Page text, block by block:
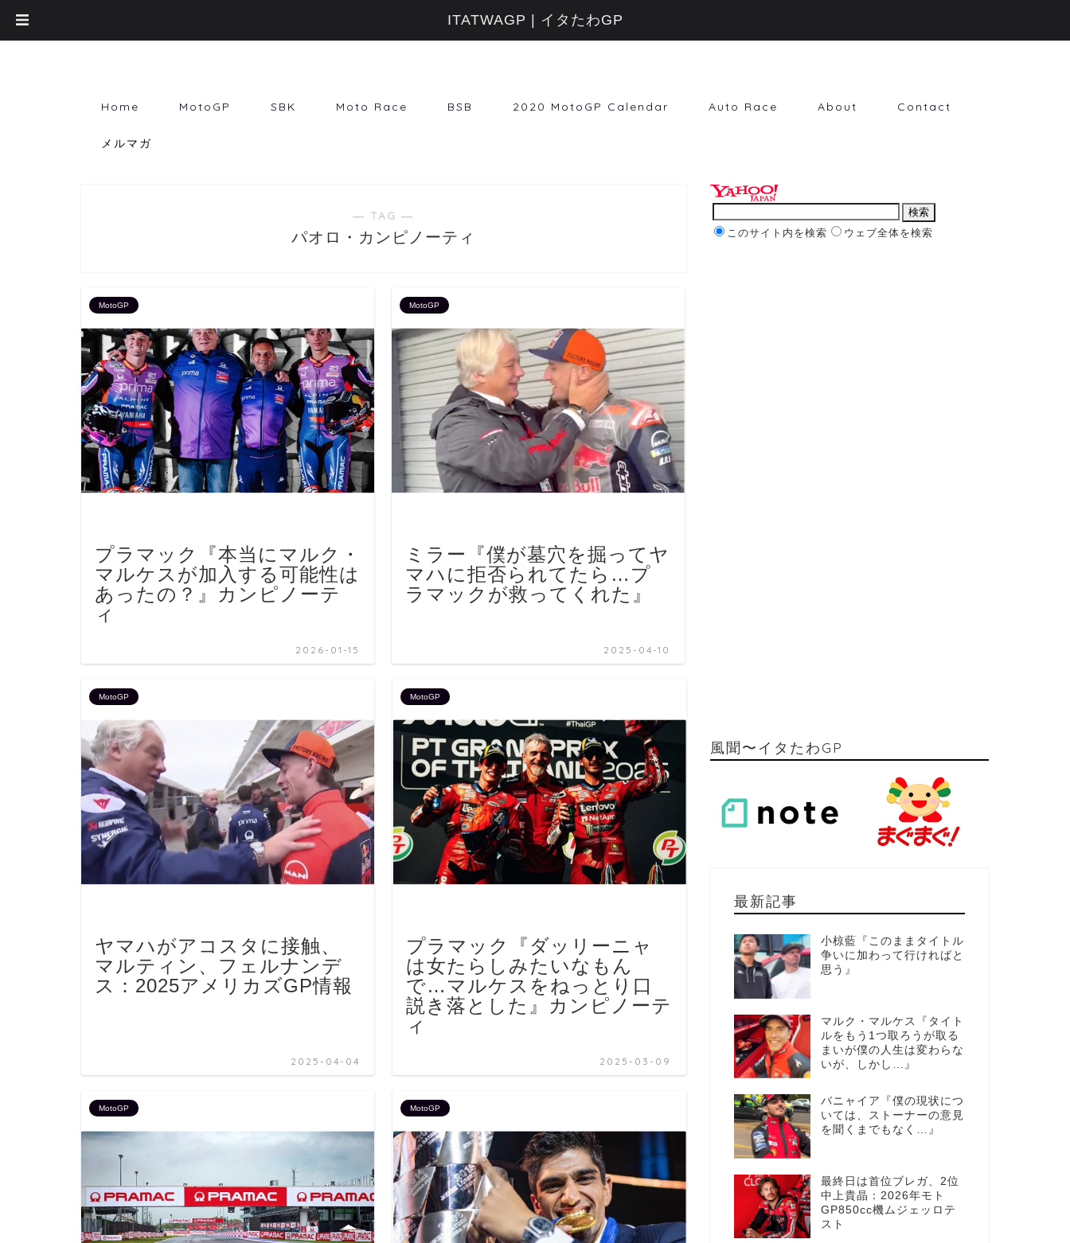
Home MotoGP SBK Moto Race BSB 2020 MotoGP Calendar Auto Race About Contact
メルマガ
― TAG ―
パオロ・カンピノーティ
MotoGP
プラマック『本当にマルク・
マルケスが加入する可能性は
あったの？』カンピノーテ
ィ
2026-01-15
MotoGP
ミラー『僕が墓穴を掘ってヤ
マハに拒否られてたら…プ
ラマックが救ってくれた』
2025-04-10
MotoGP
ヤマハがアコスタに接触、
マルティン、フェルナンデ
ス：2025アメリカズGP情報
2025-04-04
MotoGP
プラマック『ダッリーニャ
は女たらしみたいなもん
で…マルケスをねっとり口
説き落とした』カンピノーテ
ィ
2025-03-09
MotoGP MotoGP
このサイト内を検索 ウェブ全体を検索
風聞〜イタたわGP
最新記事
小椋藍『このままタイトル
争いに加わって行ければと
思う』
マルク・マルケス『タイト
ルをもう1つ取ろうが取る
まいが僕の人生は変わらな
いが、しかし…』
バニャイア『僕の現状につ
いては、ストーナーの意見
を聞くまでもなく…』
最終日は首位ブレガ、2位
中上貴晶：2026年モト
GP850cc機ムジェッロテ
スト
ITATWAGP | イタたわGP